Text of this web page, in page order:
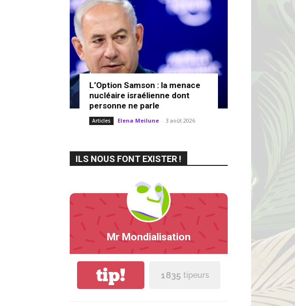
L’Option Samson : la menace
nucléaire israélienne dont
personne ne parle
Articles Elena Meilune - 3 août 2026
ILS NOUS FONT EXISTER !
Mr Mondialisation
tip! 1 835 tipeurs